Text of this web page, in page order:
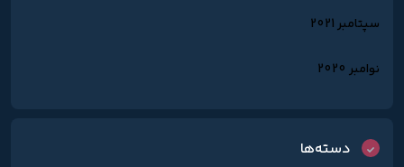
سپتامبر 2021
نوامبر 2020
دسته‌ها